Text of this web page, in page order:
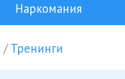
Наркомания
Тренинги